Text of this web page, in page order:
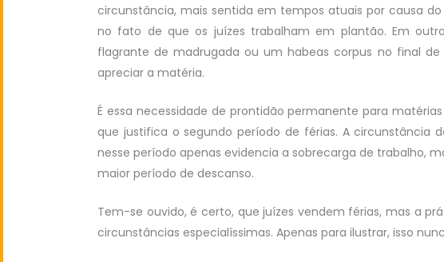
circunstância, mais sentida em tempos atuais por causa
no fato de que os juízes trabalham em plantão. Em
flagrante de madrugada ou um habeas corpus no final
apreciar a matéria.
É essa necessidade de prontidão permanente para
que justifica o segundo período de férias. A circunstância
nesse período apenas evidencia a sobrecarga de trabalho,
maior período de descanso.
Tem-se ouvido, é certo, que juízes vendem férias, mas a
circunstâncias especialíssimas. Apenas para ilustrar, isso